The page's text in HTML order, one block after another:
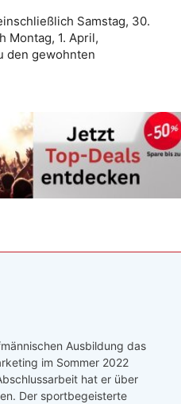
Samstag, 30.
Montag, 1. April,
den gewohnten
Ausbildung das
im Sommer 2022
hat er über
Der sportbegeisterte